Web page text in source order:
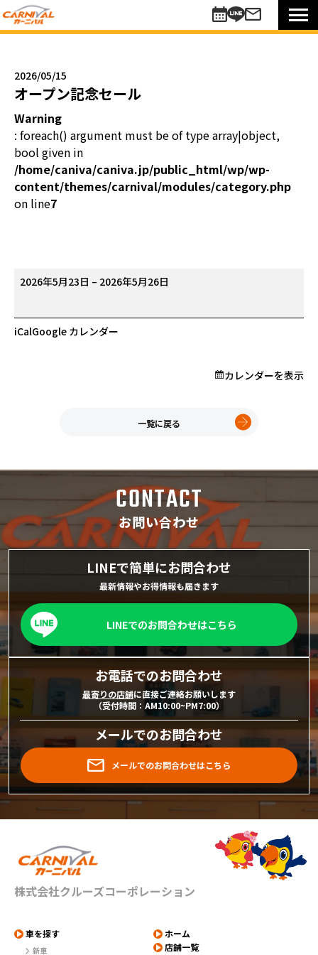
未使用車
中古車
買い方のご提案
コミットワンシステム
アレンジ7
未使用車
リターンカー
自動車保険
プロが教える「お役立ち情報」
RV岩槻店
上尾店
会社案内
採用情報
2026/05/15
オープン記念セール
Warning
: foreach() argument must be of type array|object,
bool given in
/home/caniva/caniva.jp/public_html/wp/wp-
content/themes/carnival/modules/category.php
on line7
オ
ン
2026年5月23日 – 2026年5月26日
iCalGoogle カレンダー
カレンダーを表示
一覧に戻る
CONTACT
お問い合わせ
LINEで簡単にお問合わせ
最新情報やお得情報も届きます
LINEでのお問合わせはこちら
お電話でのお問合わせ
最寄りの店舗に直接ご連絡お願いします
（受付時間：AM10:00~PM7:00）
メールでのお問合わせ
メールでのお問合わせはこちら
株式会社クルーズコーポレーション
車を探す
新車
ホーム
店舗一覧